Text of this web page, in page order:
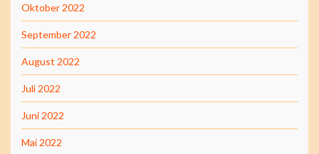
Oktober 2022
September 2022
August 2022
Juli 2022
Juni 2022
Mai 2022